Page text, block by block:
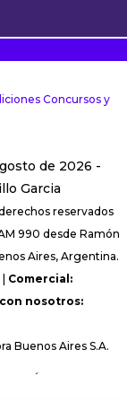
Concursos y
de 2026 -
Garcia
reservados
990 desde Ramón
Aires, Argentina.
Comercial:
nosotros:
Buenos Aires S.A.
´